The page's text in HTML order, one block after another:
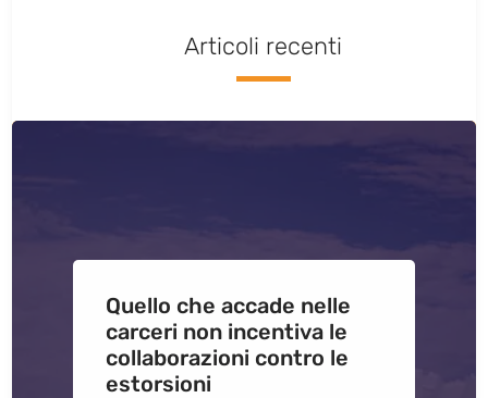
Articoli recenti
Quello che accade nelle
carceri non incentiva le
collaborazioni contro le
estorsioni